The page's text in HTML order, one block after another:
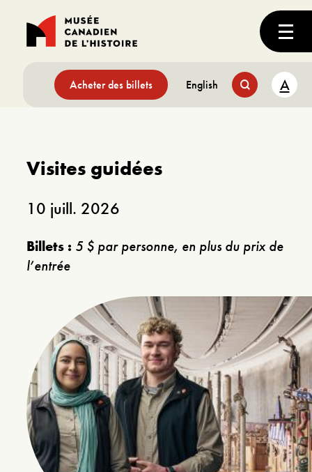
Acheter des billets English A
Visites guidées
10 juill. 2026
Billets : 5 $ par personne, en plus du prix de
l’entrée